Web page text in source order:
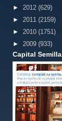
► 2012 (629)
► 2011 (2159)
► 2010 (1751)
► 2009 (933)
Capital Semilla